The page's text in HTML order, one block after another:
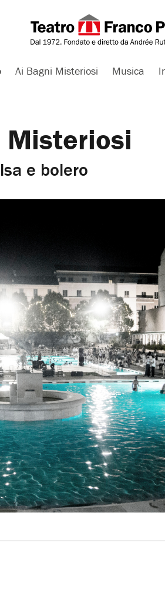
Ai Bagni Misteriosi Musica
Misteriosi
e bolero